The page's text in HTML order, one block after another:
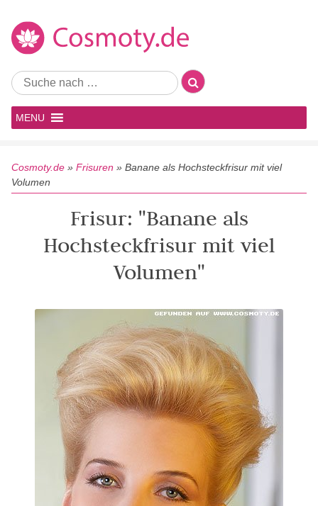
MENU
Cosmoty.de » Frisuren » Banane als Hochsteckfrisur mit viel
Volumen
Frisur: "Banane als
Hochsteckfrisur mit viel
Volumen"